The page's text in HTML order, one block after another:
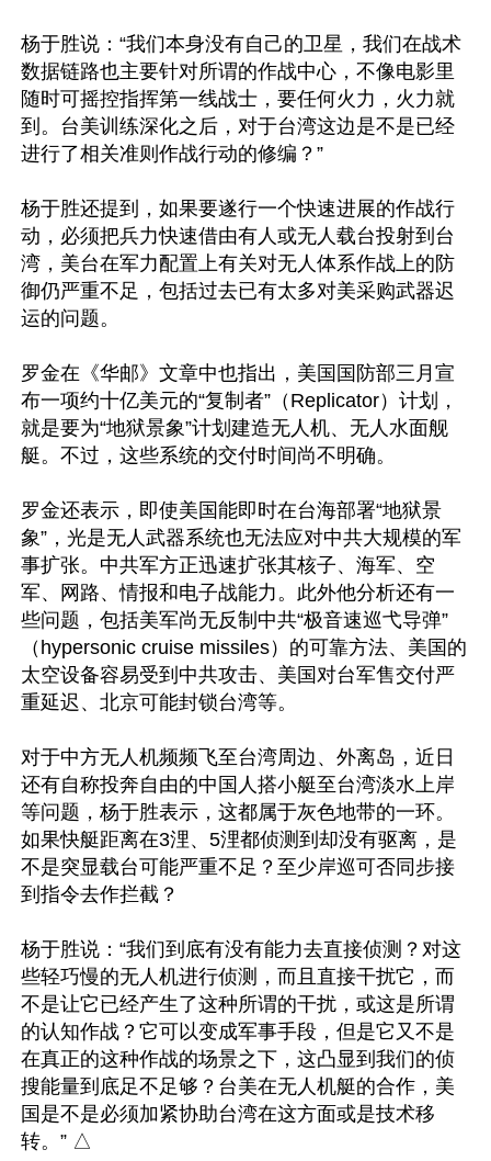
杨于胜说：“我们本身没有自己的卫星，我们在战术
数据链路也主要针对所谓的作战中心，不像电影里
随时可摇控指挥第一线战士，要任何火力，火力就
到。台美训练深化之后，对于台湾这边是不是已经
进行了相关准则作战行动的修编？”
杨于胜还提到，如果要遂行一个快速进展的作战行
动，必须把兵力快速借由有人或无人载台投射到台
湾，美台在军力配置上有关对无人体系作战上的防
御仍严重不足，包括过去已有太多对美采购武器迟
运的问题。
罗金在《华邮》文章中也指出，美国国防部三月宣
布一项约十亿美元的“复制者”（Replicator）计划，
就是要为“地狱景象”计划建造无人机、无人水面舰
艇。不过，这些系统的交付时间尚不明确。
罗金还表示，即使美国能即时在台海部署“地狱景
象”，光是无人武器系统也无法应对中共大规模的军
事扩张。中共军方正迅速扩张其核子、海军、空
军、网路、情报和电子战能力。此外他分析还有一
些问题，包括美军尚无反制中共“极音速巡弋导弹”
（hypersonic cruise missiles）的可靠方法、美国的
太空设备容易受到中共攻击、美国对台军售交付严
重延迟、北京可能封锁台湾等。
对于中方无人机频频飞至台湾周边、外离岛，近日
还有自称投奔自由的中国人搭小艇至台湾淡水上岸
等问题，杨于胜表示，这都属于灰色地带的一环。
如果快艇距离在3浬、5浬都侦测到却没有驱离，是
不是突显载台可能严重不足？至少岸巡可否同步接
到指令去作拦截？
杨于胜说：“我们到底有没有能力去直接侦测？对这
些轻巧慢的无人机进行侦测，而且直接干扰它，而
不是让它已经产生了这种所谓的干扰，或这是所谓
的认知作战？它可以变成军事手段，但是它又不是
在真正的这种作战的场景之下，这凸显到我们的侦
搜能量到底足不足够？台美在无人机艇的合作，美
国是不是必须加紧协助台湾在这方面或是技术移